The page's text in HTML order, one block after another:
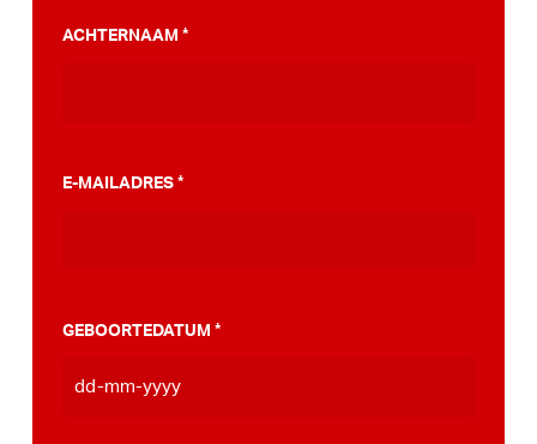
ACHTERNAAM *
E-MAILADRES *
GEBOORTEDATUM *